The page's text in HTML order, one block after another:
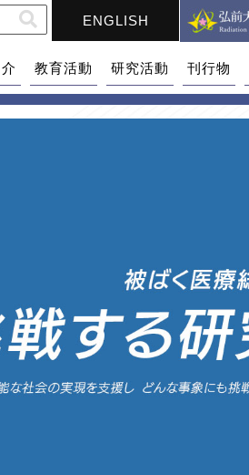
ENGLISH
教育活動 研究活動 刊行物